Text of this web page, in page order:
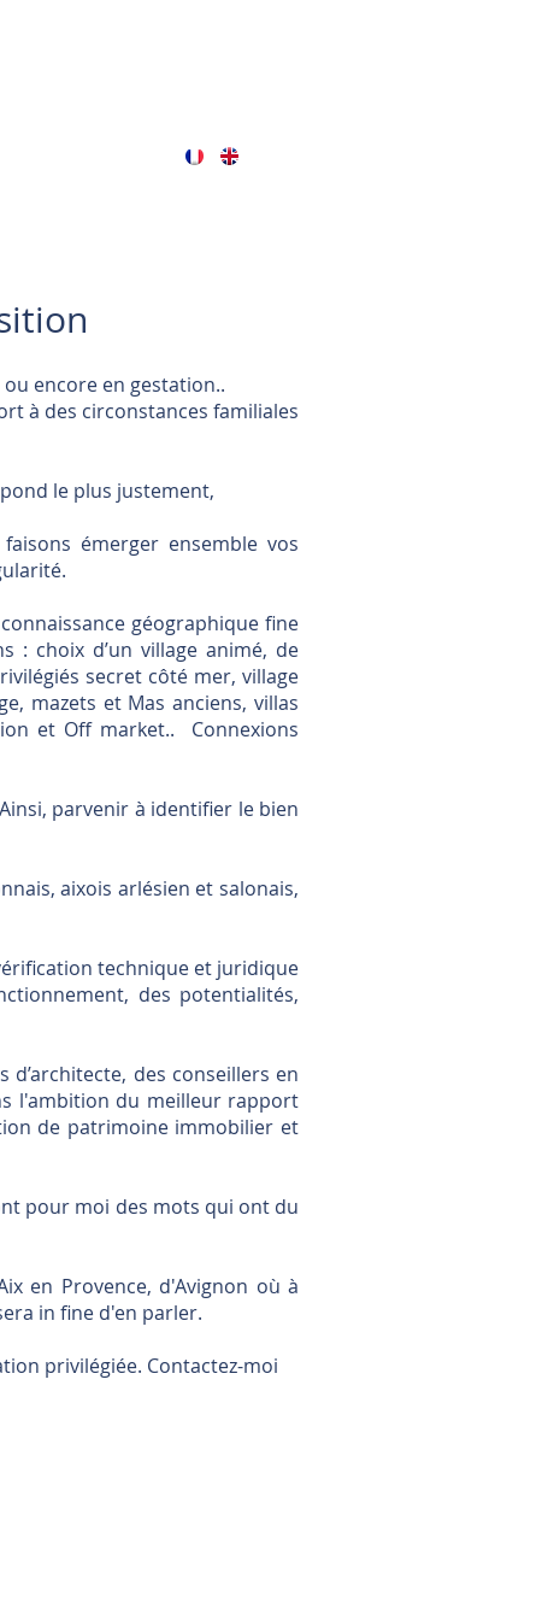
encore en gestation..
à des circonstances familiales
le plus justement,
émerger ensemble vos
géographique fine
choix d’un village animé, de
secret côté mer, village
mazets et Mas anciens, villas
et Off market.. Connexions
parvenir à identifier le bien
aixois arlésien et salonais,
technique et juridique
des potentialités,
des conseillers en
l'ambition du meilleur rapport
de patrimoine immobilier et
pour moi des mots qui ont du
en Provence, d'Avignon où à
in fine d'en parler.
privilégiée. Contactez-moi